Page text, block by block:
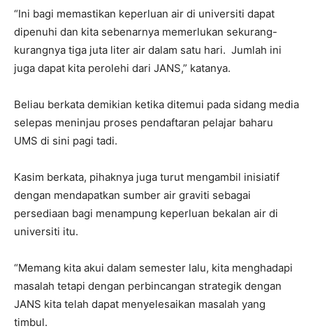
“Ini bagi memastikan keperluan air di universiti dapat
dipenuhi dan kita sebenarnya memerlukan sekurang-
kurangnya tiga juta liter air dalam satu hari. Jumlah ini
juga dapat kita perolehi dari JANS,” katanya.
Beliau berkata demikian ketika ditemui pada sidang media
selepas meninjau proses pendaftaran pelajar baharu
UMS di sini pagi tadi.
Kasim berkata, pihaknya juga turut mengambil inisiatif
dengan mendapatkan sumber air graviti sebagai
persediaan bagi menampung keperluan bekalan air di
universiti itu.
“Memang kita akui dalam semester lalu, kita menghadapi
masalah tetapi dengan perbincangan strategik dengan
JANS kita telah dapat menyelesaikan masalah yang
timbul.